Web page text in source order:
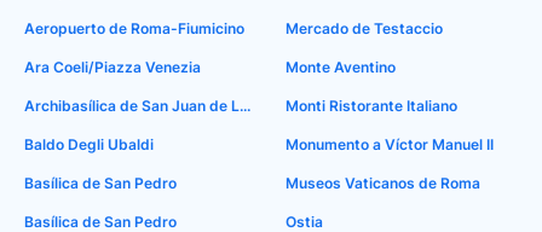
Aeropuerto de Roma-Fiumicino
Ara Coeli/Piazza Venezia
Archibasílica de San Juan de Letrán
Baldo Degli Ubaldi
Basílica de San Pedro
Basílica de San Pedro
Mercado de Testaccio
Monte Aventino
Monti Ristorante Italiano
Monumento a Víctor Manuel II
Museos Vaticanos de Roma
Ostia